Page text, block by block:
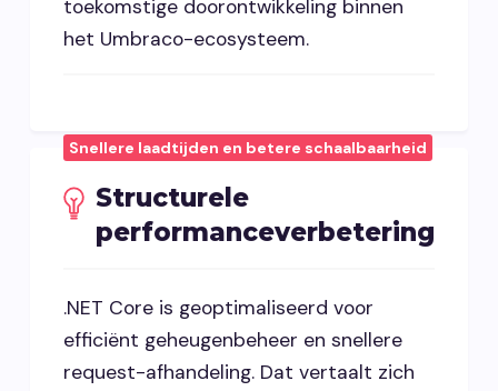
toekomstige doorontwikkeling binnen
het Umbraco-ecosysteem.
Structurele
performanceverbetering
Snellere laadtijden en betere schaalbaarheid
.NET Core is geoptimaliseerd voor
efficiënt geheugenbeheer en snellere
request-afhandeling. Dat vertaalt zich